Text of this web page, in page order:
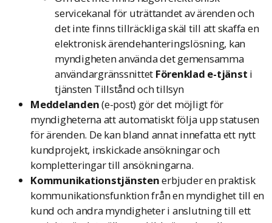
servicekanal för uträttandet av ärenden och
det inte finns tillräckliga skäl till att skaffa en
elektronisk ärendehanteringslösning, kan
myndigheten använda det gemensamma
användargränssnittet Förenklad e-tjänst i
tjänsten Tillstånd och tillsyn
Meddelanden(e-post) gör det möjligt för
myndigheterna att automatiskt följa upp statusen
för ärenden. De kan bland annat innefatta ett nytt
kundprojekt, inskickade ansökningar och
kompletteringar till ansökningarna.
Kommunikationstjänstenerbjuder en praktisk
kommunikationsfunktion från en myndighet till en
kund och andra myndigheter i anslutning till ett